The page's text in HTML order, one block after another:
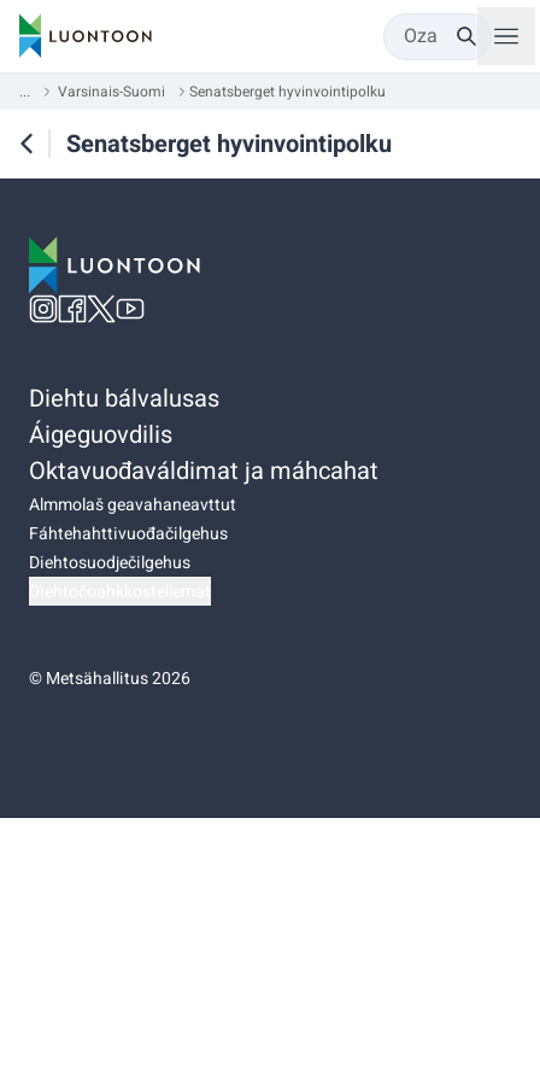
Oza
... Varsinais-Suomi Senatsberget hyvinvointipolku
Senatsberget hyvinvointipolku
Diehtu bálvalusas
Áigeguovdilis
Oktavuođaváldimat ja máhcahat
Almmolaš geavahaneavttut
Fáhtehahttivuođačilgehus
Diehtosuodječilgehus
©Metsähallitus 2026